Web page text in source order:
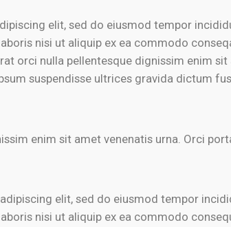
elit, sed do eiusmod tempor
nisi ut aliquip ex ea commodo
orci nulla pellentesque dignissim enim
suspendisse ultrices gravida dictum
enim sit amet venenatis urna. Orci
elit, sed do eiusmod tempor
nisi ut aliquip ex ea commodo